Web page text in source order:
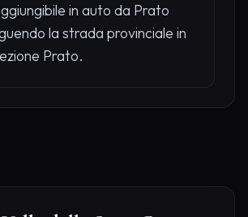
in auto da Prato
la strada provinciale in
Prato.